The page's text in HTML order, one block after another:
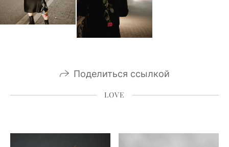
Поделиться ссылкой
LOVE